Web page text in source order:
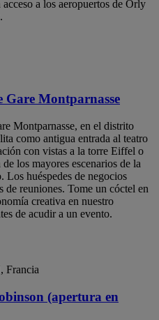
a los aeropuertos de Orly
Gare Montparnasse
Montparnasse, en el distrito
como antigua entrada al teatro
con vistas a la torre Eiffel o
los mayores escenarios de la
Los huéspedes de negocios
de reuniones. Tome un cóctel en
creativa en nuestro
de acudir a un evento.
Francia
(apertura en